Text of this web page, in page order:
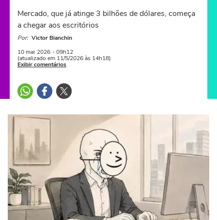
Mercado, que já atinge 3 bilhões de dólares, começa
a chegar aos escritórios
Por: Victor Bianchin
10 mai 2026 - 09h12
(atualizado em 11/5/2026 às 14h18)
Exibir comentários